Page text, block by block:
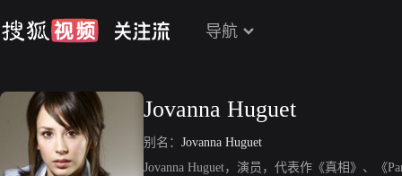
导航
Jovanna Huguet
别名： Jovanna Huguet
Jovanna Huguet，演员，代表作《真相》、《